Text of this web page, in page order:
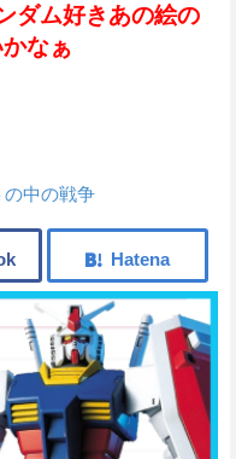
ダム好きあの絵の
なぁ
の中の戦争